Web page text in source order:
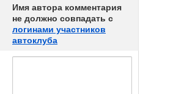
Имя автора комментария
не должно совпадать с
логинами участников
автоклуба